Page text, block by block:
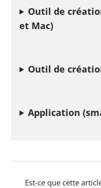
Outil de
et Mac)
Outil de
Application
Est-ce que cette